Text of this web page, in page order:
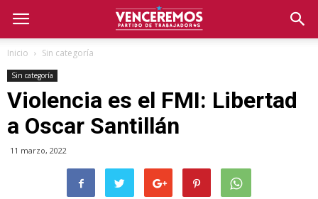
Inicio Sin categoría
Sin categoría
Violencia es el FMI: Libertad
a Oscar Santillán
11 marzo, 2022